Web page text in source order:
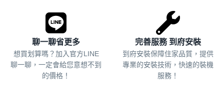
聊一聊省更多
想買划算嗎？加入官方LINE
聊一聊，一定會給您意想不到
的價格！
完善服務 到府安裝
到府安裝保障住家品質，提供
專業的安裝技術，快速的裝機
服務！